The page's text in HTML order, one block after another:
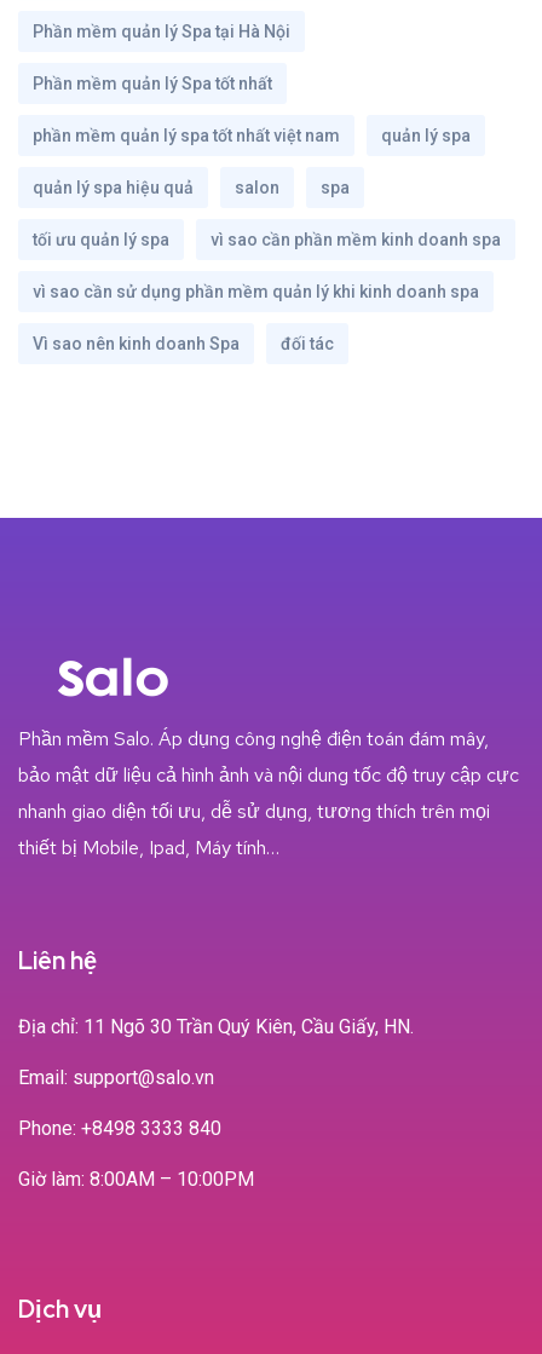
Phần mềm quản lý Spa tại Hà Nội
Phần mềm quản lý Spa tốt nhất
phần mềm quản lý spa tốt nhất việt nam quản lý spa
quản lý spa hiệu quả salon spa
tối ưu quản lý spa vì sao cần phần mềm kinh doanh spa
vì sao cần sử dụng phần mềm quản lý khi kinh doanh spa
Vì sao nên kinh doanh Spa đối tác
Phần mềm Salo. Áp dụng công nghệ điện toán đám mây,
bảo mật dữ liệu cả hình ảnh và nội dung tốc độ truy cập cực
nhanh giao diện tối ưu, dễ sử dụng, tương thích trên mọi
thiết bị Mobile, Ipad, Máy tính…
Liên hệ
Địa chỉ: 11 Ngõ 30 Trần Quý Kiên, Cầu Giấy, HN.
Email: support@salo.vn
Phone: +8498 3333 840
Giờ làm: 8:00AM – 10:00PM
Dịch vụ